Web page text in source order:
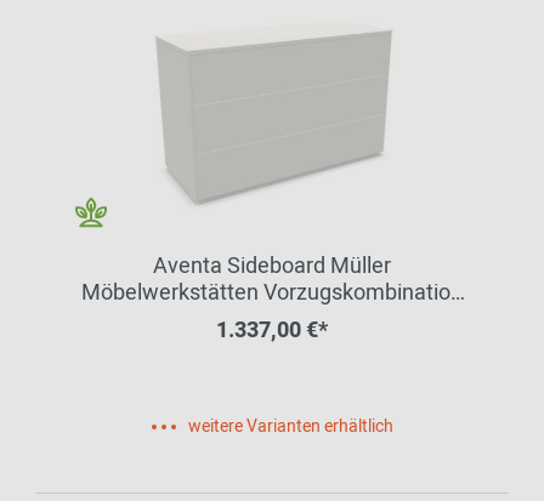
Aventa Sideboard Müller
Möbelwerkstätten Vorzugskombination
12
1.337,00 €*
weitere Varianten erhältlich